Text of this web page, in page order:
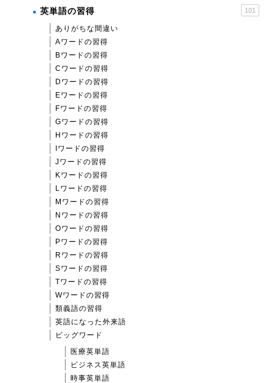
英単語の習得 101
ありがちな間違い
Aワードの習得
Bワードの習得
Cワードの習得
Dワードの習得
Eワードの習得
Fワードの習得
Gワードの習得
Hワードの習得
Iワードの習得
Jワードの習得
Kワードの習得
Lワードの習得
Mワードの習得
Nワードの習得
Oワードの習得
Pワードの習得
Rワードの習得
Sワードの習得
Tワードの習得
Wワードの習得
類義語の習得
英語になった外来語
ビッグワード
医療英単語
ビジネス英単語
時事英単語